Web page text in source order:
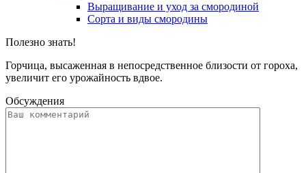
Выращивание и уход за смородиной
Сорта и виды смородины
Полезно знать!
Горчица, высаженная в непосредственное близости от гороха,
увеличит его урожайность вдвое.
Обсуждения